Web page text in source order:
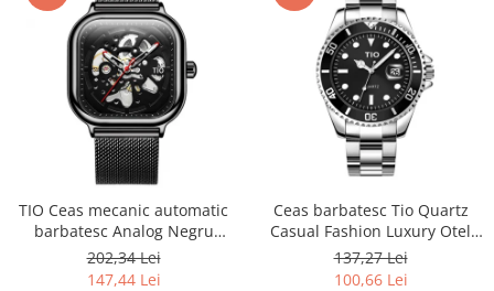
TIO Ceas mecanic automatic
barbatesc Analog Negru
Bratara reglabila
202,34 Lei
147,44 Lei
Ceas barbatesc Tio Quartz
Casual Fashion Luxury Otel
inoxidabil
137,27 Lei
100,66 Lei